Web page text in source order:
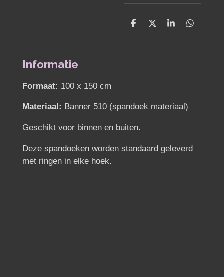
D
D
S
D
Informatie
Formaat: 100 x 150 cm
Materiaal: Banner 510 (spandoek materiaal)
Geschikt voor binnen en buiten.
Deze spandoeken worden standaard geleverd
met ringen in elke hoek.